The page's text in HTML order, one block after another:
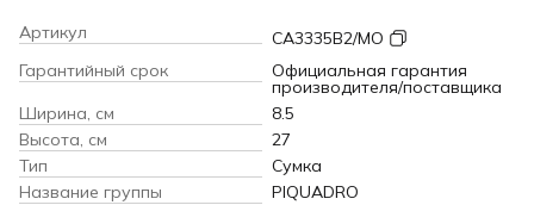
Артикул
CA3335B2/MO
Гарантийный срок
Официальная гарантия
производителя/поставщика
Ширина, см
8.5
Высота, см
27
Тип
Сумка
Название группы
PIQUADRO